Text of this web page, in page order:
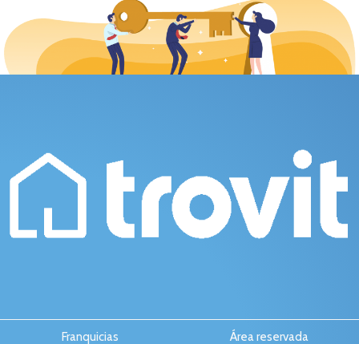
Franquicias Área reservada